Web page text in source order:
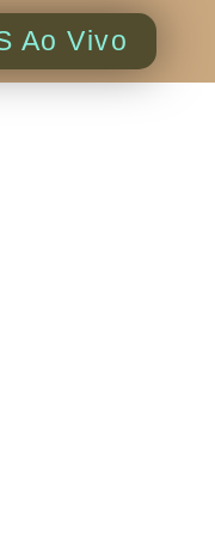
Ao Vivo